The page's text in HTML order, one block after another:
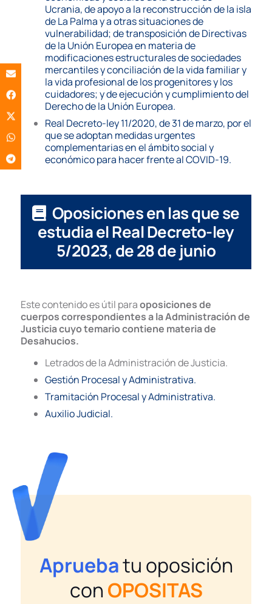
Ucrania, de apoyo a la reconstrucción de la isla
de La Palma y a otras situaciones de
vulnerabilidad; de transposición de Directivas
de la Unión Europea en materia de
modificaciones estructurales de sociedades
mercantiles y conciliación de la vida familiar y
la vida profesional de los progenitores y los
cuidadores; y de ejecución y cumplimiento del
Derecho de la Unión Europea.
Real Decreto-ley 11/2020, de 31 de marzo, por el
que se adoptan medidas urgentes
complementarias en el ámbito social y
económico para hacer frente al COVID-19.
Oposiciones en las que se
estudia el Real Decreto-ley
5/2023, de 28 de junio
Este contenido es útil paraoposiciones de
cuerpos correspondientes a la Administración de
Justicia cuyo temario contiene materia de
Desahucios.
Letrados de la Administración de Justicia.
Gestión Procesal y Administrativa.
Tramitación Procesal y Administrativa.
Auxilio Judicial.
Apruebatu oposición
con OPOSITAS